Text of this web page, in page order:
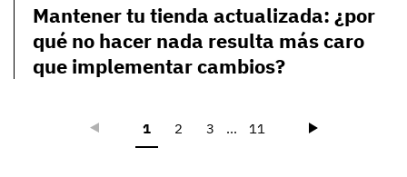
Mantener tu tienda actualizada: ¿por
qué no hacer nada resulta más caro
que implementar cambios?
Précédent
1 2 3 ... 11 Suivant